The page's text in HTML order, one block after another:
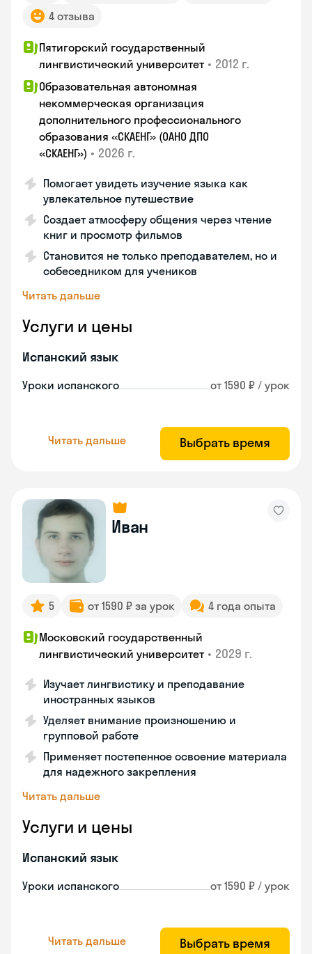
4 отзыва
Пятигорский государственный
лингвистический университет • 2012 г.
Образовательная автономная
некоммерческая организация
дополнительного профессионального
образования «СКАЕНГ» (ОАНО ДПО
«СКАЕНГ») • 2026 г.
Помогает увидеть изучение языка как
увлекательное путешествие
Создает атмосферу общения через чтение
книг и просмотр фильмов
Становится не только преподавателем, но и
собеседником для учеников
Читать дальше
Услуги и цены
Испанский язык
Уроки испанского от 1590 ₽ / урок
Читать дальше Выбрать время
Иван
5 от 1590 ₽ за урок 4 года опыта
Московский государственный
лингвистический университет • 2029 г.
Изучает лингвистику и преподавание
иностранных языков
Уделяет внимание произношению и
групповой работе
Применяет постепенное освоение материала
для надежного закрепления
Читать дальше
Услуги и цены
Испанский язык
Уроки испанского от 1590 ₽ / урок
Читать дальше Выбрать время